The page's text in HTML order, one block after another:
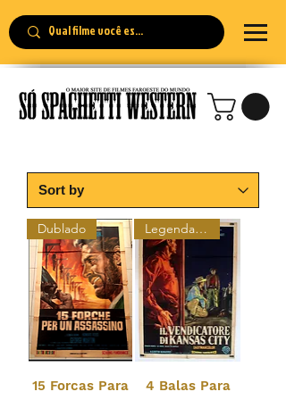
Dublado
15 Forcas Para
Legendado
4 Balas Para